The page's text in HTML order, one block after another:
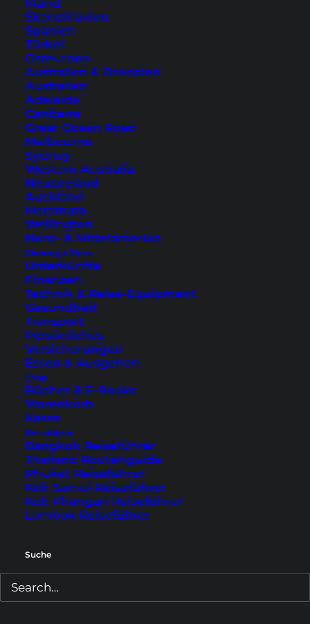
Irland
Skandinavien
Spanien
Türkei
Osteuropa
Australien & Ozeanien
Australien
Adelaide
Canberra
Great Ocean Road
Melbourne
Sydney
Western Australia
Neuseeland
Auckland
Matamata
Wellington
Nord- & Mittelamerika
Planung & Tipps
Unterkünfte
Finanzen
Technik & Reise-Equipment
Gesundheit
Transport
Persönliches
Versicherungen
Essen & Ausgehen
Shop
Bücher & E-Books
Warenkorb
Kasse
Reiseführer
Bangkok Reiseführer
Thailand Routenguide
Phuket Reiseführer
Koh Samui Reiseführer
Koh Phangan Reiseführer
Lombok Reiseführer
Suche
Die Malediven sind der perfekte Ort für einen
Von Flensburg bis München: Unsere Blogartikel aus
Erkunde Österreichs Städte und die Alpen